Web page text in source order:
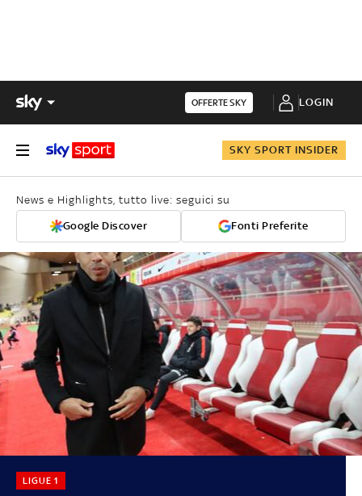
OFFERTE SKY LOGIN
SKY SPORT INSIDER
News e Highlights, tutto live: seguici su
Google Discover Fonti Preferite
LIGUE 1